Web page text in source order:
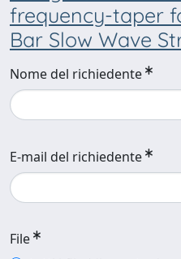
frequency-taper
Bar Slow Wave
Nome del richiedente
E-mail del richiedente
File